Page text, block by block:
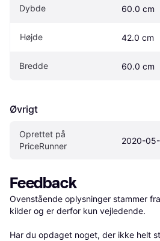
Dybde 60.0 cm
Højde 42.0 cm
Bredde 60.0 cm
Øvrigt
Oprettet på
PriceRunner
2020-
Feedback
Ovenstående oplysninger stammer
kilder og er derfor kun vejledende.
Har du opdaget noget, der ikke helt